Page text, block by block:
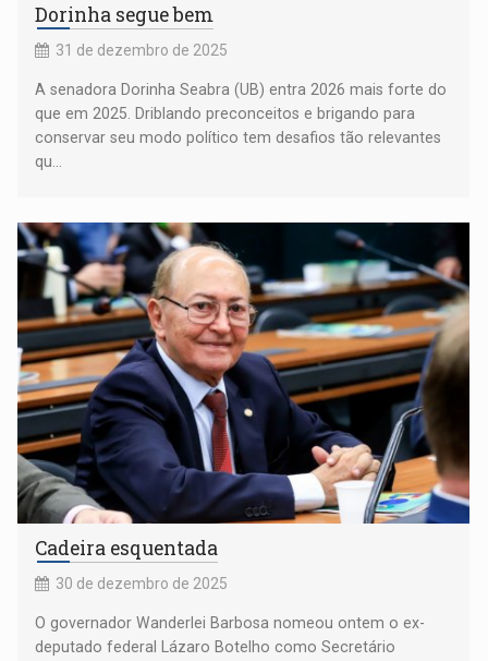
Dorinha segue bem
31 de dezembro de 2025
A senadora Dorinha Seabra (UB) entra 2026 mais forte do
que em 2025. Driblando preconceitos e brigando para
conservar seu modo político tem desafios tão relevantes
qu...
Cadeira esquentada
30 de dezembro de 2025
O governador Wanderlei Barbosa nomeou ontem o ex-
deputado federal Lázaro Botelho como Secretário